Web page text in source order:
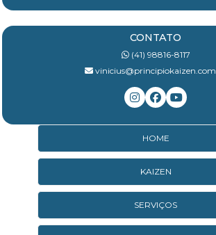
CONTATO
(41) 98816-8117
HOME
KAIZEN
SERVIÇOS